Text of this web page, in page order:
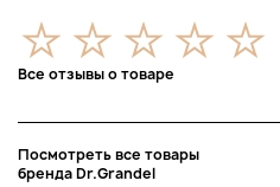
Все отзывы о товаре
Посмотреть все товары
бренда Dr.Grandel